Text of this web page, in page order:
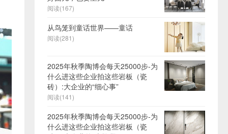
阅读(167)
从鸟笼到童话世界——童话
阅读(281)
2025年秋季陶博会每天25000步-为
什么进这些企业拍这些岩板（瓷
砖）:大企业的“细心事”
阅读(141)
2025年秋季陶博会每天25000步-为
什么进这些企业拍这些岩板（瓷